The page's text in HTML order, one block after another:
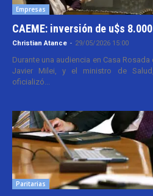
Empresas
CAEME: inversión de u$s
Christian Atance - 29/05/2026 15:00
Durante una audiencia en Casa
Javier Milei, y el ministro de
oficializó...
Paritarias